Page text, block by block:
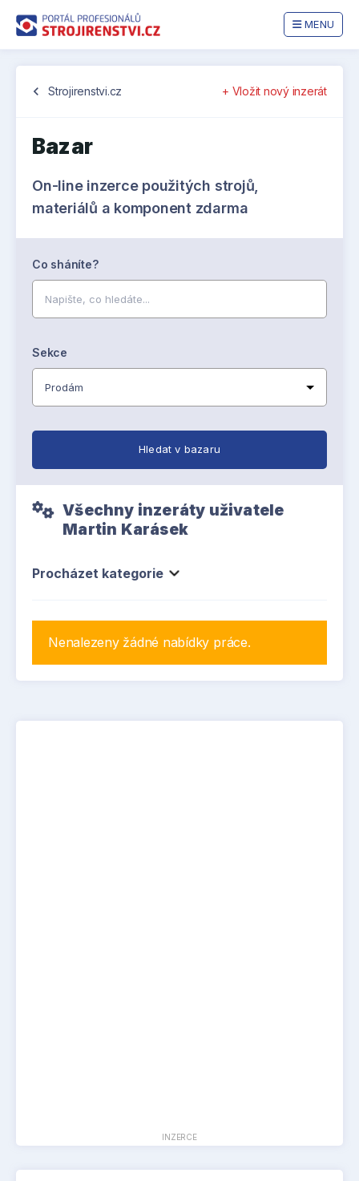
MENU
chevron_left Strojirenstvi.cz + Vložit nový inzerát
Bazar
On-line inzerce použitých strojů,
materiálů a komponent zdarma
Co sháníte?
Sekce
Hledat v bazaru
Všechny inzeráty uživatele
Martin Karásek
Procházet kategorie
Nenalezeny žádné nabídky práce.
INZERCE